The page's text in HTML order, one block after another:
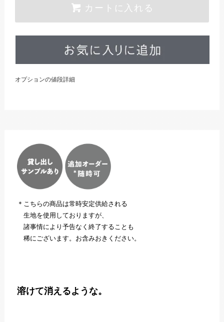
カートに入れる
オプションの値段詳細
＊こちらの商品は常時安定供給される
生地を使用しておりますが、
諸事情により予告なく終了することも
稀にございます。お含みおきください。
溶けて消えるような。